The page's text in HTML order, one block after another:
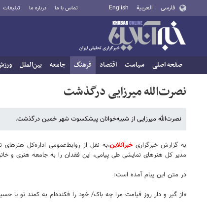
فارسی العربية English تماس با ما درباره ما تبلیغات
صفحه اصلی سیاست اقتصاد فرهنگ جامعه بین‌الملل
نصرت‌الله میرزایی درگذشت
نصرت‌الله میرزایی از شبیه‌خوانان پیشکسوت شهر خمین درگذشت.
به گزارش خبرگزاریخبرآنلاین،به نقل از روابط‌عمومی اداره‌کل
مدیر کل هنرهای نمایشی طی پیامی، این فقدان را به جامعه هنری و
در متن این پیام آمده است:
«از گیر و دار روز قیامت مرا چه باک/ خود را فکنده‌ام به کمند تو یا